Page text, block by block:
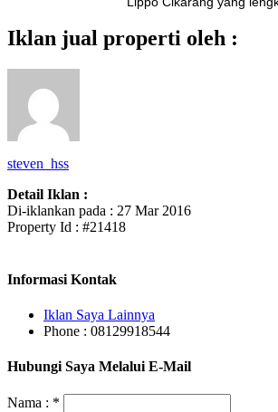
Iklan jual properti oleh :
steven_hss
Detail Iklan :
Di-iklankan pada : 27 Mar 2016
Property Id : #21418
Informasi Kontak
Iklan Saya Lainnya
Phone : 08129918544
Hubungi Saya Melalui E-Mail
Nama : *